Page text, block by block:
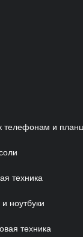
телефонам и
техника
ноутбуки
техника